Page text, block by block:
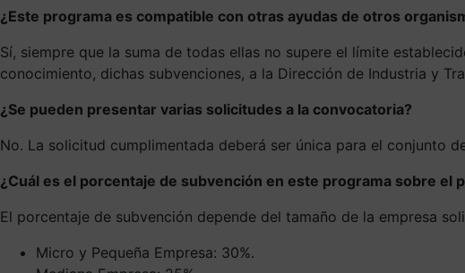
¿Este programa es compatible con otras ayudas de otros
Sí, siempre que la suma de todas ellas no supere el límite
conocimiento, dichas subvenciones, a la Dirección de Industria y
¿Se pueden presentar varias solicitudes a la convocatoria?
No. La solicitud cumplimentada deberá ser única para el conjunto
¿Cuál es el porcentaje de subvención en este programa sobre el
El porcentaje de subvención depende del tamaño de la empresa
Micro y Pequeña Empresa: 30%.